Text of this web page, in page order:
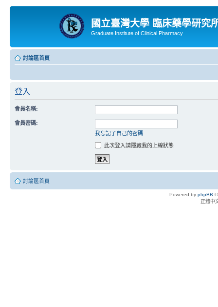
國立臺灣大學 臨床藥學研究
Graduate Institute of Clinical Pharmacy
討論區首頁
登入
會員名稱:
會員密碼:
我忘記了自己的密碼
此次登入請隱藏我的上線狀態
討論區首頁
Powered by phpBB
正體中